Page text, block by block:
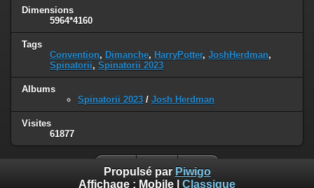
Dimensions
5964*4160
Tags
Convention, Dimanche, HarryPotter, JoshHerdman,
Spinatorii, Spinatorii 2023
Albums
Spinatorii 2023 / Josh Herdman
Visites
61877
Propulsé par Piwigo
Affichage : Mobile Classique